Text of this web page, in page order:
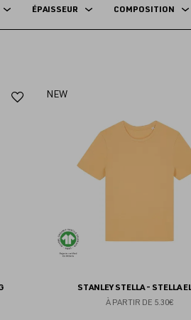
ÉPAISSEUR COMPOSITION
Ajouter
NEW
STANLEY STELLA - STELLA
À PARTIR DE 5.30€